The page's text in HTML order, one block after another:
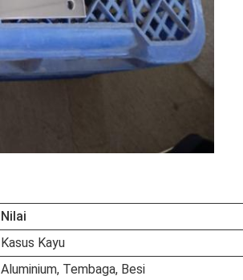
Nilai
Kasus Kayu
Aluminium, Tembaga, Besi